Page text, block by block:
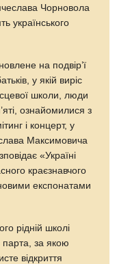
Чорновола
українського
на подвір’ї
у якій виріс
школи, люди
ознайомилися з
і концерт, у
Максимовича
«Україні
краєзнавчого
експонатами
рідній школі
парта, за якою
відкриття